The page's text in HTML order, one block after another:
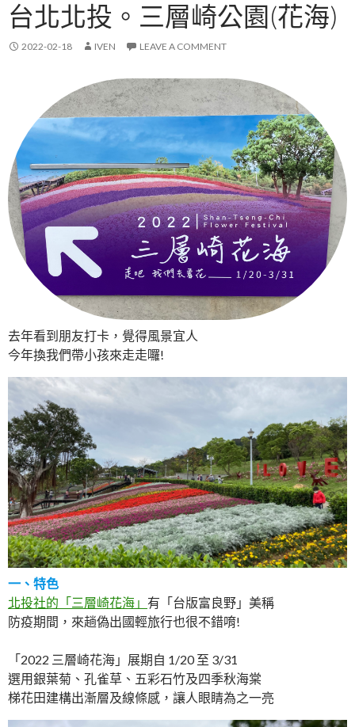
台北北投。三層崎公園(花海)
2022-02-18 IVEN LEAVE A COMMENT
去年看到朋友打卡，覺得風景宜人
今年換我們帶小孩來走走囉!
一、特色
北投社的「三層崎花海」 有「台版富良野」美稱
防疫期間，來趟偽出國輕旅行也很不錯唷!
「2022 三層崎花海」展期自 1/20 至 3/31
選用銀葉菊、孔雀草、五彩石竹及四季秋海棠
梯花田建構出漸層及線條感，讓人眼睛為之一亮